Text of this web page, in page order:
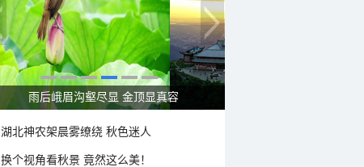
雨后峨眉沟壑尽显 金顶显真容
湖北神农架晨雾缭绕 秋色迷人
换个视角看秋景 竟然这么美！